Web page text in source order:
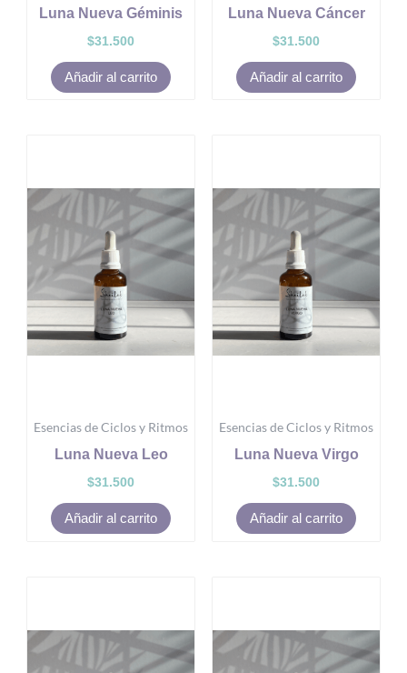
Luna Nueva Géminis
$31.500
Añadir al carrito
Luna Nueva Cáncer
$31.500
Añadir al carrito
Esencias de Ciclos y Ritmos
Luna Nueva Leo
$31.500
Añadir al carrito
Esencias de Ciclos y Ritmos
Luna Nueva Virgo
$31.500
Añadir al carrito